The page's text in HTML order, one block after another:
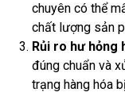
chuyên có thể
chất lượng sản
Rủi ro hư hỏng
đúng chuẩn và
trạng hàng hóa